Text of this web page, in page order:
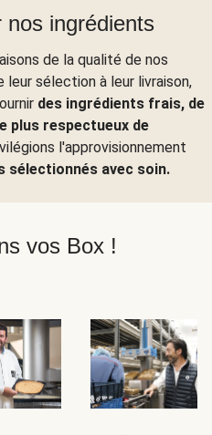
nos ingrédients
de la qualité de nos
leur sélection à leur livraison,
des ingrédients frais, de
plus respectueux de
l'approvisionnement
sélectionnés avec soin.
vos Box !